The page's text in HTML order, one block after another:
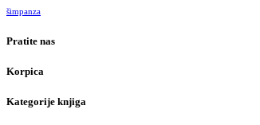
šimpanza
Pratite nas
Korpica
Kategorije knjiga